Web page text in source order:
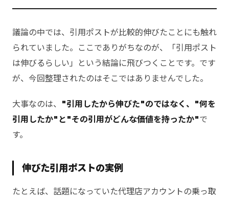
議論の中では、引用ポストが比較的伸びたことにも触れ
られていました。ここでありがちなのが、「引用ポスト
は伸びるらしい」という結論に飛びつくことです。です
が、今回整理されたのはそこではありませんでした。
大事なのは、 "引用したから伸びた"のではなく、"何を
引用したか"と"その引用がどんな価値を持ったか"で
す。
伸びた引用ポストの実例
たとえば、話題になっていた代理店アカウントの乗っ取